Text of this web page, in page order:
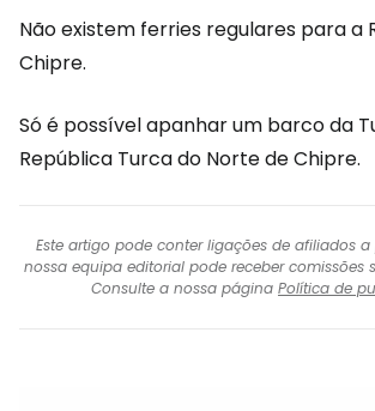
Não existem ferries regulares para a
Chipre.
Só é possível apanhar um barco da
República Turca do Norte de Chipre.
Este artigo pode conter ligações de afiliados
nossa equipa editorial pode receber comissões
Consulte a nossa página Política de